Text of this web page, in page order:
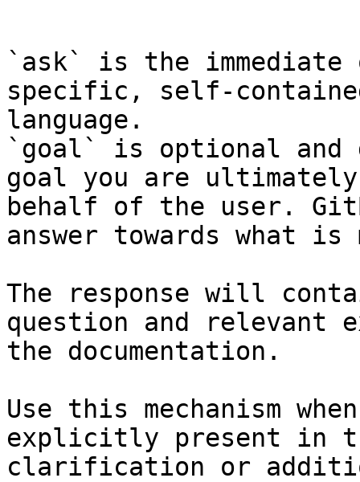
`ask` is the
specific, self-
language.
`goal` is optional and
goal you are
behalf of the user.
answer towards what
The response will
question and relevant
the documentation.
Use this mechanism
explicitly present in
clarification or